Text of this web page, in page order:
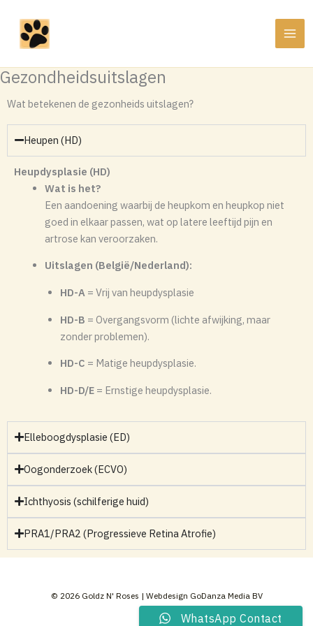
Gezondheidsuitslagen
Wat betekenen de gezonheids uitslagen?
Heupen (HD)
Heupdysplasie (HD)
Wat is het?
Een aandoening waarbij de heupkom en heupkop niet
goed in elkaar passen, wat op latere leeftijd pijn en
artrose kan veroorzaken.
Uitslagen (België/Nederland):
HD-A= Vrij van heupdysplasie
HD-B = Overgangsvorm (lichte afwijking, maar
zonder problemen).
HD-C = Matige heupdysplasie.
HD-D/E= Ernstige heupdysplasie.
Elleboogdysplasie (ED)
Oogonderzoek (ECVO)
Ichthyosis (schilferige huid)
PRA1/PRA2 (Progressieve Retina Atrofie)
© 2026 Goldz N' Roses | Webdesign GoDanza Media BV
WhatsApp Contact